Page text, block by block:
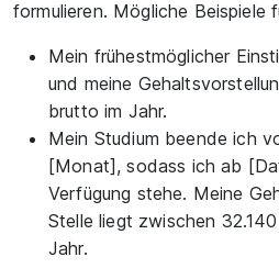
formulieren. Mögliche Beispiele
Mein frühestmöglicher
und meine
brutto im Jahr.
Mein Studium beende ich
[Monat], sodass ich ab
Verfügung stehe. Meine
Stelle liegt zwischen
Jahr.